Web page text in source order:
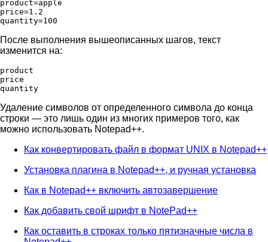
product=apple
price=1.2
quantity=100
После выполнения вышеописанных шагов, текст
изменится на:
product
price
quantity
Удаление символов от определенного символа до конца
строки — это лишь один из многих примеров того, как
можно использовать Notepad++.
Как конвертировать файл в формат UNIX в Notepad++
Установка плагина в Notepad++, и ручная установка
Как в Notepad++ включить автозавершение
Как добавить свой шрифт в NotePad++
Как оставить в строках только пятизначные числа в